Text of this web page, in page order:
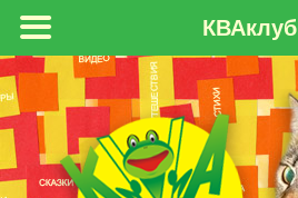
КВАклуб